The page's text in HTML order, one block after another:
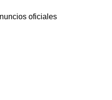
oficiales